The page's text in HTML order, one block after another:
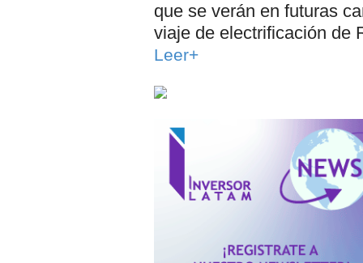
que se verán en futuras
viaje de electrificación de
Leer+